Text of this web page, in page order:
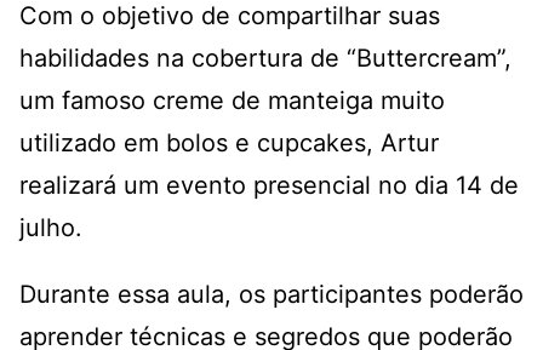
Com o objetivo de compartilhar suas
habilidades na cobertura de “Buttercream”,
um famoso creme de manteiga muito
utilizado em bolos e cupcakes, Artur
realizará um evento presencial no dia 14 de
julho.
Durante essa aula, os participantes poderão
aprender técnicas e segredos que poderão